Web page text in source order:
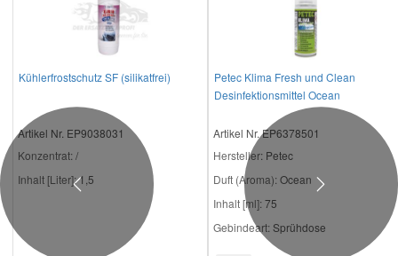
Kühlerfrostschutz SF (silikatfrei)
Artikel Nr. EP9038031
Konzentrat: /
Inhalt [Liter]:1,5
Petec Klima Fresh und Clean
Desinfektionsmittel Ocean
Artikel Nr. EP6378501
Hersteller: Petec
Duft (Aroma): Ocean
Inhalt [ml]: 75
Gebindeart: Sprühdose
Previous Next